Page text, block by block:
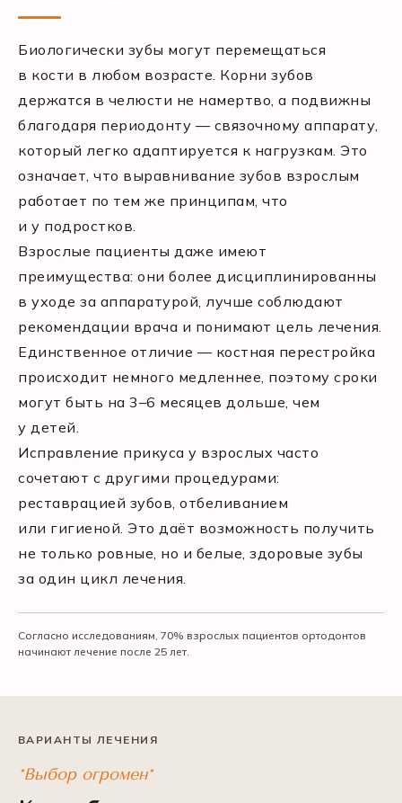
Биологически зубы могут перемещаться
в кости в любом возрасте. Корни зубов
держатся в челюсти не намертво, а подвижны
благодаря периодонту — связочному аппарату,
который легко адаптируется к нагрузкам. Это
означает, что выравнивание зубов взрослым
работает по тем же принципам, что
и у подростков.
Взрослые пациенты даже имеют
преимущества: они более дисциплинированны
в уходе за аппаратурой, лучше соблюдают
рекомендации врача и понимают цель лечения.
Единственное отличие — костная перестройка
происходит немного медленнее, поэтому сроки
могут быть на 3–6 месяцев дольше, чем
у детей.
Исправление прикуса у взрослых часто
сочетают с другими процедурами:
реставрацией зубов, отбеливанием
или гигиеной. Это даёт возможность получить
не только ровные, но и белые, здоровые зубы
за один цикл лечения.
Согласно исследованиям, 70% взрослых пациентов ортодонтов
начинают лечение после 25 лет.
ВАРИАНТЫ ЛЕЧЕНИЯ
*Выбор огромен*